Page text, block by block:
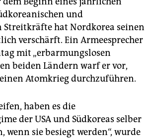
und
Streitkräfte hat Nordkorea seinen
verschärft. Ein Armeesprecher
mit „erbarmungslosen
beiden Ländern warf er vor,
Atomkrieg durchzuführen.
haben es die
der USA und Südkoreas selber
wenn sie besiegt werden“, wurde